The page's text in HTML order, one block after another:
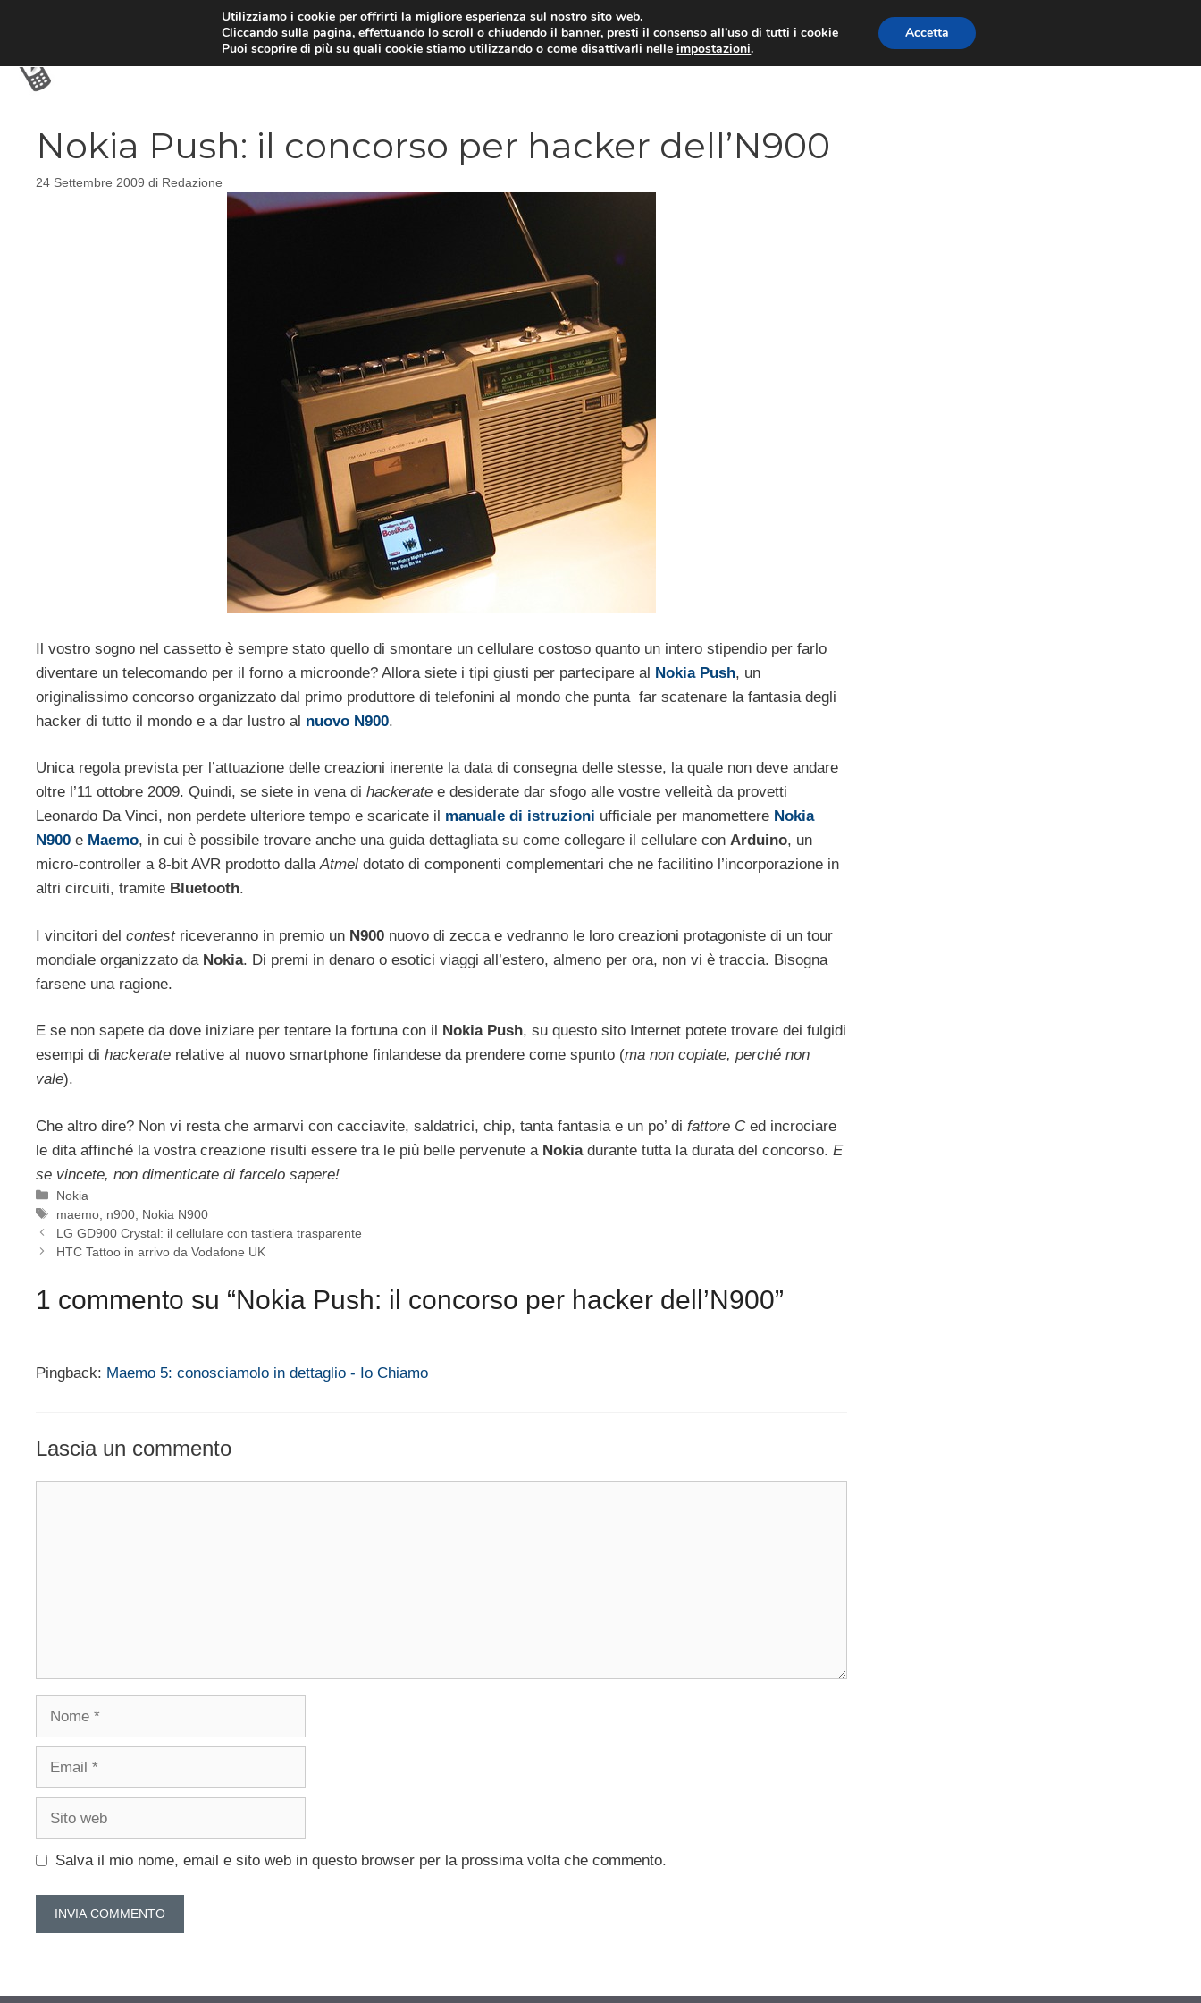
TARIFFE E PROMOZIONI
Nokia Push: il concorso per hacker dell’N900
24 Settembre 2009 di Redazione
Il vostro sogno nel cassetto è sempre stato quello di smontare un cellulare costoso quanto un intero stipendio per farlo
diventare un telecomando per il forno a microonde? Allora siete i tipi giusti per partecipare al Nokia Push, un
originalissimo concorso organizzato dal primo produttore di telefonini al mondo che punta far scatenare la fantasia degli
hacker di tutto il mondo e a dar lustro al nuovo N900.
Unica regola prevista per l’attuazione delle creazioni inerente la data di consegna delle stesse, la quale non deve andare
oltre l’11 ottobre 2009. Quindi, se siete in vena di hackerate e desiderate dar sfogo alle vostre velleità da provetti
Leonardo Da Vinci, non perdete ulteriore tempo e scaricate il manuale di istruzioni ufficiale per manomettere Nokia
N900 e Maemo, in cui è possibile trovare anche una guida dettagliata su come collegare il cellulare con Arduino, un
micro-controller a 8-bit AVR prodotto dallaAtmel dotato di componenti complementari che ne facilitino l’incorporazione in
altri circuiti, tramite Bluetooth.
I vincitori del contestriceveranno in premio un N900 nuovo di zecca e vedranno le loro creazioni protagoniste di un tour
mondiale organizzato da Nokia. Di premi in denaro o esotici viaggi all’estero, almeno per ora, non vi è traccia. Bisogna
farsene una ragione.
E se non sapete da dove iniziare per tentare la fortuna con il Nokia Push, su questo sito Internet potete trovare dei fulgidi
esempi di hackerate relative al nuovo smartphone finlandese da prendere come spunto (ma non copiate, perché non
vale).
Che altro dire? Non vi resta che armarvi con cacciavite, saldatrici, chip, tanta fantasia e un po’ di fattore Ced incrociare
le dita affinché la vostra creazione risulti essere tra le più belle pervenute a Nokiadurante tutta la durata del concorso. E
se vincete, non dimenticate di farcelo sapere!
Categorie
Nokia
Tag
maemo n900 Nokia N900
LG GD900 Crystal: il cellulare con tastiera trasparente
HTC Tattoo in arrivo da Vodafone UK
1 commento su “Nokia Push: il concorso per hacker dell’N900”
Pingback: Maemo 5: conosciamolo in dettaglio - Io Chiamo
Lascia un commento
Salva il mio nome, email e sito web in questo browser per la prossima volta che commento.
Utilizziamo i cookie per offrirti la migliore esperienza sul nostro sito web.
Cliccando sulla pagina, effettuando lo scroll o chiudendo il banner, presti il consenso all’uso di tutti i cookie
Puoi scoprire di più su quali cookie stiamo utilizzando o come disattivarli nelleimpostazioni.
Accetta